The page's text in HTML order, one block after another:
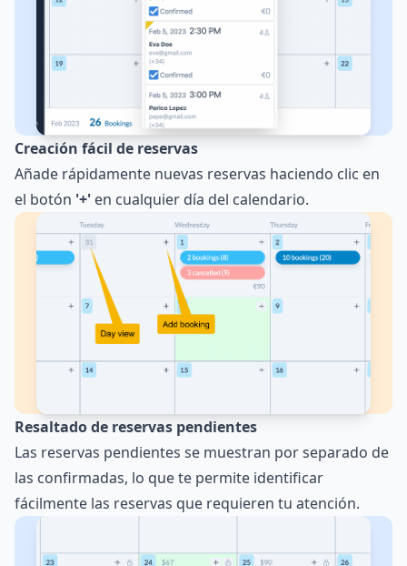
Creación fácil de reservas
Añade rápidamente nuevas reservas haciendo clic en
el botón '+' en cualquier día del calendario.
Resaltado de reservas pendientes
Las reservas pendientes se muestran por separado de
las confirmadas, lo que te permite identificar
fácilmente las reservas que requieren tu atención.